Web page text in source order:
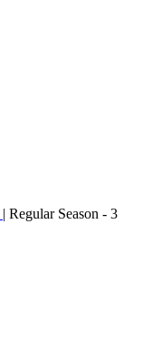
| Regular Season - 3